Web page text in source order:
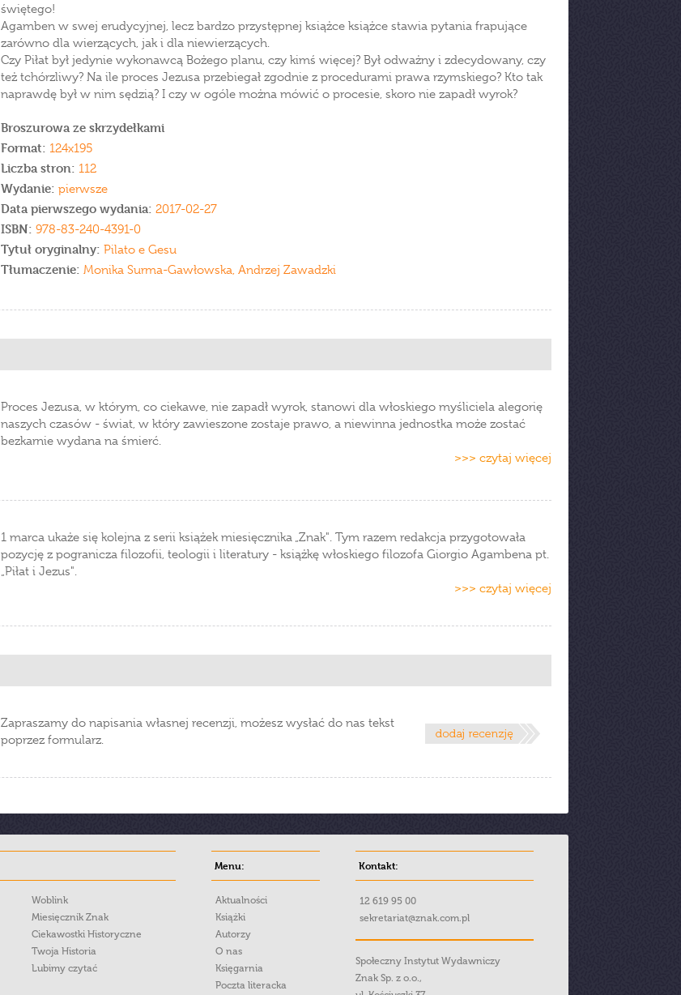
świętego!
Agamben w swej erudycyjnej, lecz bardzo przystępnej książce książce stawia pytania frapujące
zarówno dla wierzących, jak i dla niewierzących.
Czy Piłat był jedynie wykonawcą Bożego planu, czy kimś więcej? Był odważny i zdecydowany, czy
też tchórzliwy? Na ile proces Jezusa przebiegał zgodnie z procedurami prawa rzymskiego? Kto tak
naprawdę był w nim sędzią? I czy w ogóle można mówić o procesie, skoro nie zapadł wyrok?
Broszurowa ze skrzydełkami
Format: 124x195
Liczba stron: 112
Wydanie: pierwsze
Data pierwszego wydania: 2017-02-27
ISBN: 978-83-240-4391-0
Tytuł oryginalny: Pilato e Gesu
Tłumaczenie: Monika Surma-Gawłowska, Andrzej Zawadzki
Proces Jezusa, w którym, co ciekawe, nie zapadł wyrok, stanowi dla włoskiego myśliciela alegorię
naszych czasów - świat, w który zawieszone zostaje prawo, a niewinna jednostka może zostać
bezkarnie wydana na śmierć.
>>> czytaj więcej
1 marca ukaże się kolejna z serii książek miesięcznika „Znak". Tym razem redakcja przygotowała
pozycję z pogranicza filozofii, teologii i literatury - książkę włoskiego filozofa Giorgio Agambena pt.
„Piłat i Jezus".
>>> czytaj więcej
Zapraszamy do napisania własnej recenzji, możesz wysłać do nas tekst
poprzez formularz.
Woblink
Miesięcznik Znak
Ciekawostki Historyczne
Twoja Historia
Lubimy czytać
Menu:
Aktualności
Książki
Autorzy
O nas
Księgarnia
Poczta literacka
Kontakt:
12 619 95 00
sekretariat@znak.com.pl
Społeczny Instytut Wydawniczy
Znak Sp. z o.o.,